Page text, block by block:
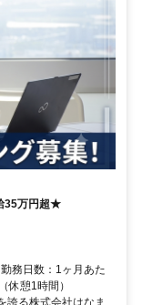
35万円超★
務日数：1ヶ月あた
休憩1時間）
誇る株式会社はなま